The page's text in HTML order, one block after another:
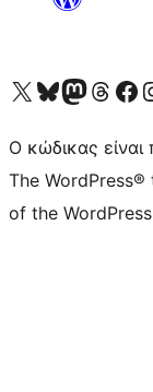
Visit our X (formerly Twitter) account
Visit our Bluesky account
Επισκεφθείτε τον λογαριασμό
Visit our
Ο κώδικας είναι
The
of the